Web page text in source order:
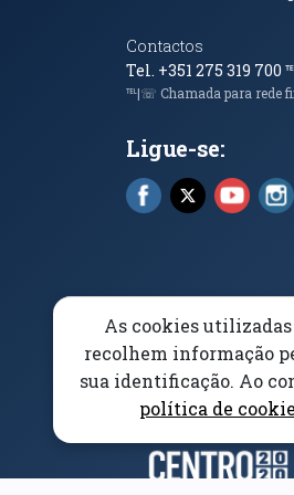
Contactos
Tel. +351 275 319 700
℡|☏ Chamada para rede
Ligue-se:
Facebook (abre
X (abre em
Acessibilidade
Parceiros
As cookies
recolhem informação
sua identificação. Ao
política de